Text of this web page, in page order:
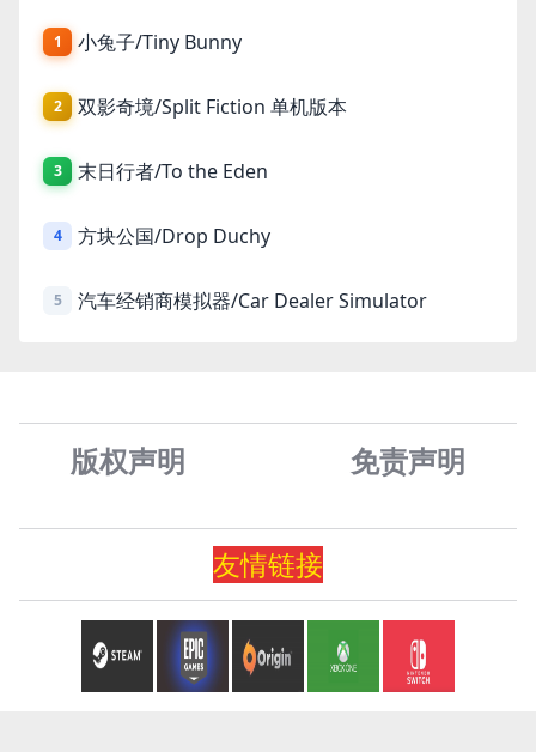
1 小兔子/Tiny Bunny
2 双影奇境/Split Fiction 单机版本
3 末日行者/To the Eden
4 方块公国/Drop Duchy
5 汽车经销商模拟器/Car Dealer Simulator
版权声明 免责声明
友情链接